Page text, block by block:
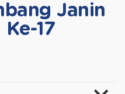
Janin
17